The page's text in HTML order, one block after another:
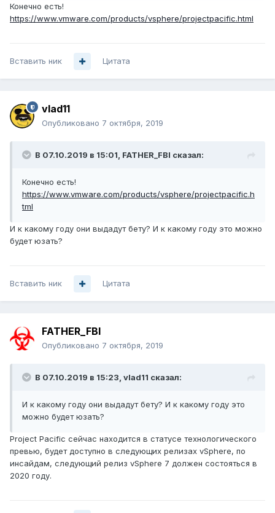
Конечно есть!
https://www.vmware.com/products/vsphere/projectpacific.html
Вставить ник Цитата
vlad11
Опубликовано 7 октября, 2019
В 07.10.2019 в 15:01, FATHER_FBI сказал:
Конечно есть!
https://www.vmware.com/products/vsphere/projectpacific.h
tml
И к какому году они выдадут бету? И к какому году это можно
будет юзать?
Вставить ник Цитата
FATHER_FBI
Опубликовано 7 октября, 2019
В 07.10.2019 в 15:23, vlad11 сказал:
И к какому году они выдадут бету? И к какому году это
можно будет юзать?
Project Pacific сейчас находится в статусе технологического
превью, будет доступно в следующих релизах vSphere, по
инсайдам, следующий релиз vSphere 7 должен состояться в
2020 году.